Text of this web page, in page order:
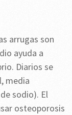
arrugas son
ayuda a
Diarios se
media
sodio). El
osteoporosis